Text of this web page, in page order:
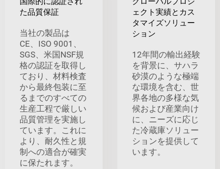
た品質保証
当社の製品は
CE、ISO 9001、
SGS、米国NSF規
格の認証を取得し
ており、材料検査
から最終包装に至
るまでのすべての
生産工程で厳しい
品質管理を実施し
ています。これに
より、耐久性と規
制への適合が確実
に保たれます。
ェクト実績とカス
タマイズソリュー
ション
12年間の輸出経験
を背景に、サハラ
砂漠のような極端
な環境を含む、世
界各地の多様な気
候および産業向け
に、ニーズに応じ
た冷蔵庫ソリュー
ションを提供して
います。